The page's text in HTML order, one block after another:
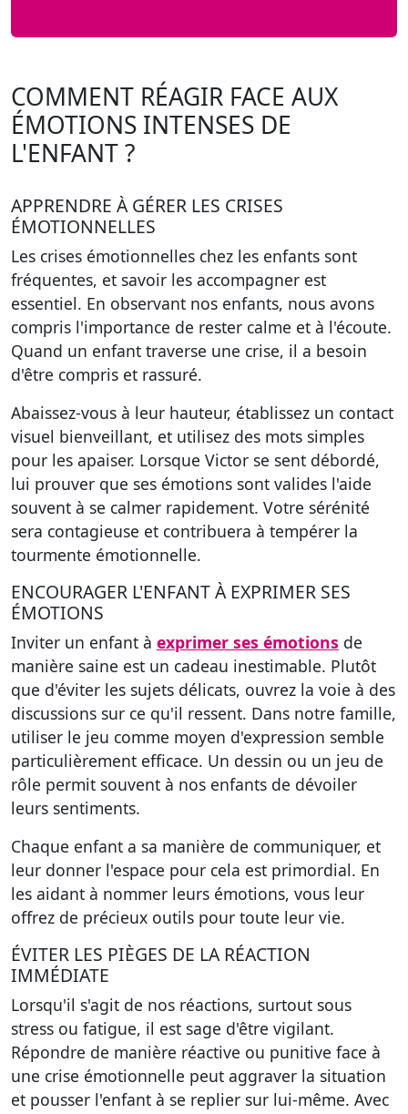
COMMENT RÉAGIR FACE AUX
ÉMOTIONS INTENSES DE
L'ENFANT ?
APPRENDRE À GÉRER LES CRISES
ÉMOTIONNELLES
Les crises émotionnelles chez les enfants sont
fréquentes, et savoir les accompagner est
essentiel. En observant nos enfants, nous avons
compris l'importance de rester calme et à l'écoute.
Quand un enfant traverse une crise, il a besoin
d'être compris et rassuré.
Abaissez-vous à leur hauteur, établissez un contact
visuel bienveillant, et utilisez des mots simples
pour les apaiser. Lorsque Victor se sent débordé,
lui prouver que ses émotions sont valides l'aide
souvent à se calmer rapidement. Votre sérénité
sera contagieuse et contribuera à tempérer la
tourmente émotionnelle.
ENCOURAGER L'ENFANT À EXPRIMER SES
ÉMOTIONS
Inviter un enfant à exprimer ses émotions de
manière saine est un cadeau inestimable. Plutôt
que d'éviter les sujets délicats, ouvrez la voie à des
discussions sur ce qu'il ressent. Dans notre famille,
utiliser le jeu comme moyen d'expression semble
particulièrement efficace. Un dessin ou un jeu de
rôle permit souvent à nos enfants de dévoiler
leurs sentiments.
Chaque enfant a sa manière de communiquer, et
leur donner l'espace pour cela est primordial. En
les aidant à nommer leurs émotions, vous leur
offrez de précieux outils pour toute leur vie.
ÉVITER LES PIÈGES DE LA RÉACTION
IMMÉDIATE
Lorsqu'il s'agit de nos réactions, surtout sous
stress ou fatigue, il est sage d'être vigilant.
Répondre de manière réactive ou punitive face à
une crise émotionnelle peut aggraver la situation
et pousser l'enfant à se replier sur lui-même. Avec